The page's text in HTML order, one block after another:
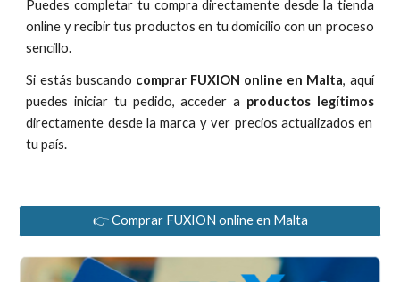
Puedes completar tu compra directamente desde la tienda
online y recibir tus productos en tu domicilio con un proceso
sencillo.
Si estás buscando comprar FUXION online en Malta, aquí
puedes iniciar tu pedido, acceder a productos legítimos
directamente desde la marca y ver precios actualizadosen
tu país.
👉 Comprar FUXION online en Malta